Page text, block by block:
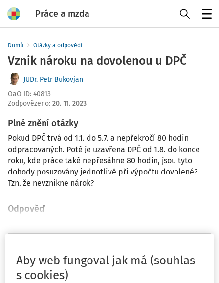
Práce a mzda
Domů Otázky a odpovědi
Vznik nároku na dovolenou u DPČ
JUDr. Petr Bukovjan
OaO ID: 40813
Zodpovězeno: 20. 11. 2023
Plné znění otázky
Pokud DPČ trvá od 1.1. do 5.7. a nepřekročí 80 hodin
odpracovaných. Poté je uzavřena DPČ od 1.8. do konce
roku, kde práce také nepřesáhne 80 hodin, jsou tyto
dohody posuzovány jednotlivě při výpočtu dovolené?
Tzn. že nevznikne nárok?
Odpověď
Aby web fungoval jak má (souhlas
s cookies)